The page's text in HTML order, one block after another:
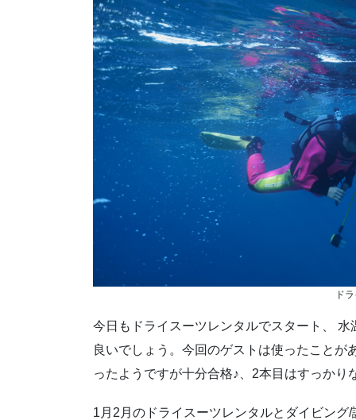
ド
今日もドライスーツレンタルでスタート、
良いでしょう。今回のゲストは使ったこと
ったようですが十分合格♪、2本目はすっかり
1月2月のドライスーツレンタルとダイビング